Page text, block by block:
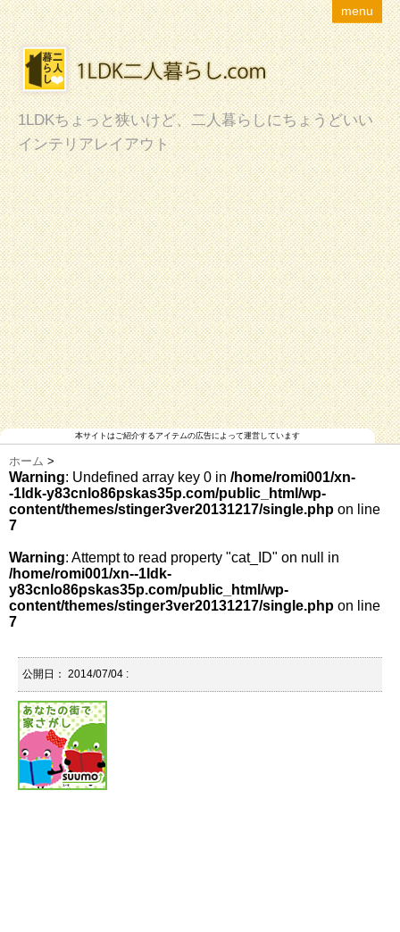
menu
1LDKちょっと狭いけど、二人暮らしにちょうどいい
インテリアレイアウト
本サイトはご紹介するアイテムの広告によって運営しています
ホーム >
Warning: Undefined array key 0 in /home/romi001/xn-
-1ldk-y83cnlo86pskas35p.com/public_html/wp-
content/themes/stinger3ver20131217/single.php on line
7
Warning: Attempt to read property "cat_ID" on null in
/home/romi001/xn--1ldk-
y83cnlo86pskas35p.com/public_html/wp-
content/themes/stinger3ver20131217/single.php on line
7
公開日： 2014/07/04 :